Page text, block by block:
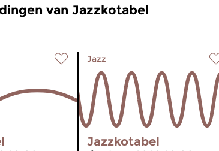
van Jazzkotabel
Jazz
Jazzkotabel